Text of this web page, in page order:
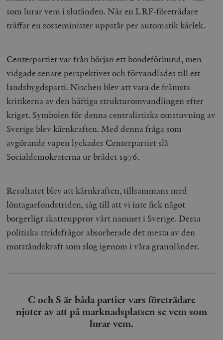
som lurar vem i slutänden. När en LRF-företrädare
träffar en sosseminister uppstår per automatik kärlek.
Centerpartiet var från början ett bondeförbund, men
vidgade senare perspektivet och förvandlades till ett
landsbygdsparti. Nischen blev att vara de främsta
kritikerna av den häftiga strukturomvandlingen efter
kriget. Symbolen för denna centralistiska omstuvning av
Sverige blev kärnkraften. Med denna fråga som
avgörande vapen lyckades Centerpartiet slå
Socialdemokraterna ur brädet 1976.
Resultatet blev att kärnkraften, tillsammans med
löntagarfondstriden, såg till att vi inte fick något
borgerligt skatteuppror värt namnet i Sverige. Dessa
politiska stridsfrågor absorberade det mesta av den
motståndskraft som slog igenom i våra grannländer.
C och S är båda partier vars företrädare
njuter av att på marknadsplatsen se vem som
lurar vem.